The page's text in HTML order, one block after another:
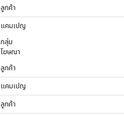
ลูกค้า
แคมเปญ
กลุ่ม
โฆษณา
ลูกค้า
แคมเปญ
ลูกค้า